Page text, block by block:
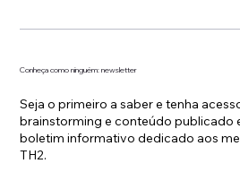
Conheça como ninguém: newsletter
Seja o primeiro a saber e tenha
brainstorming e conteúdo publicado
boletim informativo dedicado aos
TH2.